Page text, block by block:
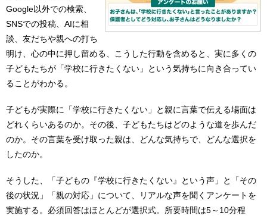
Google以外での検索、
SNSでの投稿、AIに相
談、友だちや親への打ち
明け、心の中に押し留める、こうした行動を含めると、実に多くの
子どもたちが「学校に行きたくない」という気持ちに向き合ってい
ることがわかる。
子どもが実際に「学校に行きたくない」と親に言葉で伝える場面は
どれくらいあるのか。その後、子どもたちはどのような道を歩んだ
のか。その言葉を受け取った親は、どんな気持ちで、どんな選択を
したのか。
そうした、「子どもの『学校に行きたくない』という声」と「その
後の状況」「親の対応」について、リアルな声を聞くアンケートを
実施する。必須回答はほとんどが選択式。所要時間は5～10分程